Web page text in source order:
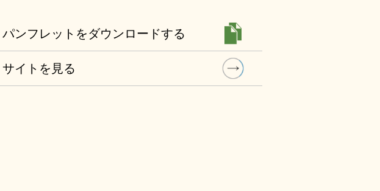
ています。
パンフレットをダウンロードする
サイトを見る